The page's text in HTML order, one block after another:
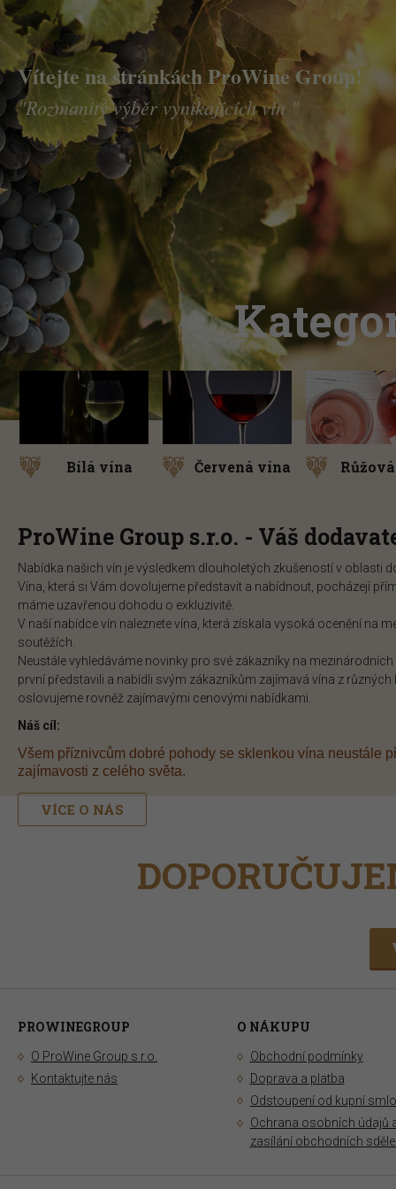
Vítejte na stránkách ProWine Group!
"Rozmanitý výběr vynikajících vín "
Bílá vína Červená vína
ProWine Group s.r.o. - Váš
Nabídka našich vín je výsledkem dlouholetých zkušeností v oblasti
Vína, která si Vám dovolujeme představit a nabídnout, pocházejí
máme uzavřenou dohodu o exkluzivitě.
V naší nabídce vín naleznete vína, která získala vysoká ocenění na
soutěžích.
Neustále vyhledáváme novinky pro své zákazníky na
první představili a nabídli svým zákazníkům zajímavá vína z různých
oslovujeme rovněž zajímavými cenovými nabídkami.
Náš cíl:
Všem příznivcům dobré pohody se sklenkou vína neustále
zajímavosti z celého světa.
VÍCE O NÁS
PROWINEGROUP
O ProWine Group s.r.o.
Kontaktujte nás
O NÁKUPU
Obchodní podmínky
Doprava a platba
Odstoupení od kupní
Ochrana osobních údajů
zasílání obchodních